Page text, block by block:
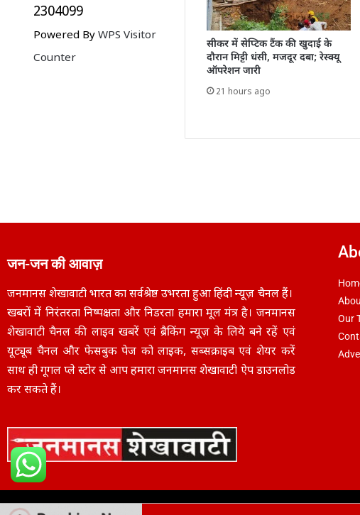
2304099
Powered By WPS Visitor
Counter
सीकर में सेप्टिक टैंक की खुदाई के
दौरान मिट्टी धंसी, मजदूर दबा; रेस्क्यू
ऑपरेशन जारी
21 hours ago
जन-जन की आवाज़
जनमानस शेखावाटी भारत का सर्वश्रेष्ठ उभरता हुआ हिंदी न्यूज़ चैनल हैं।
खबरों में निरंतरता निष्पक्षता और निडरता हमारा मूल मंत्र है। जनमानस
शेखावाटी चैनल की लाइव खबरें एवं ब्रैकिंग न्यूज़ के लिये बने रहें एवं
यूट्यूब चैनल और फेसबुक पेज को लाइक, सब्सक्राइब एवं शेयर करें
साथ ही गूगल प्ले स्टोर से आप हमारा जनमानस शेखावाटी ऐप डाउनलोड
कर सकते हैं।
Our
Copyright © 2025janmanasshekhawati.com